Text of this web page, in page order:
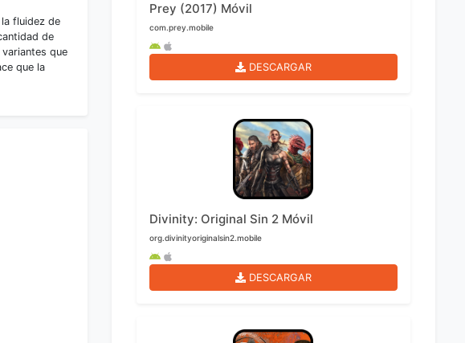
fluidez de
de
que
que la
Prey (2017) Móvil
com.prey.mobile
DESCARGAR
Divinity: Original Sin 2 Móvil
org.divinityoriginalsin2.mobile
DESCARGAR